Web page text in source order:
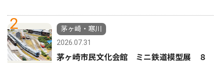
2
茅ヶ崎・寒川
2026.07.31
茅ヶ崎市民文化会館 ミニ鉄道模型展 ８